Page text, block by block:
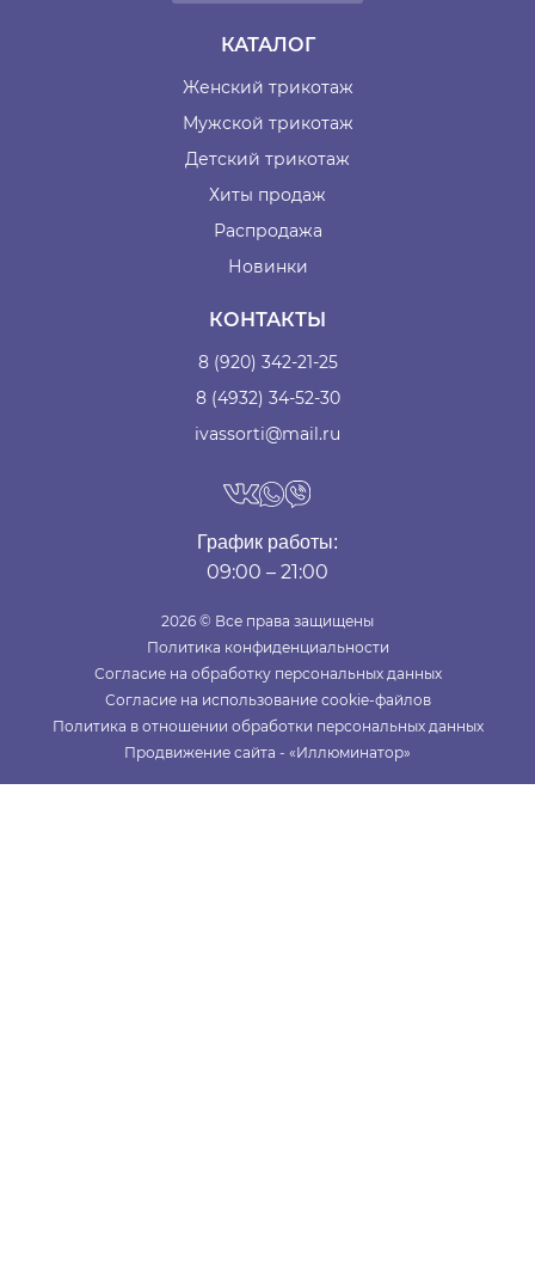
КАТАЛОГ
Женский трикотаж
Мужской трикотаж
Детский трикотаж
Хиты продаж
Распродажа
Новинки
КОНТАКТЫ
8 (920) 342-21-25
8 (4932) 34-52-30
ivassorti@mail.ru
График работы:
09:00 – 21:00
2026 © Все права защищены
Политика конфиденциальности
Согласие на обработку персональных данных
Согласие на использование cookie-файлов
Политика в отношении обработки персональных данных
Продвижение сайта - «Иллюминатор»